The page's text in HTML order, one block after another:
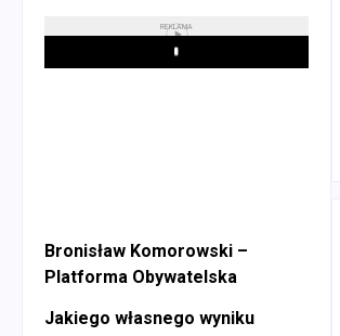
REKLAMA
Play
Bronisław Komorowski –
Platforma Obywatelska
Jakiego własnego wyniku